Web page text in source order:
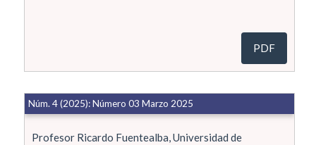
PDF
Profesor Ricardo Fuentealba, Universidad de
Núm. 4 (2025): Número 03 Marzo 2025